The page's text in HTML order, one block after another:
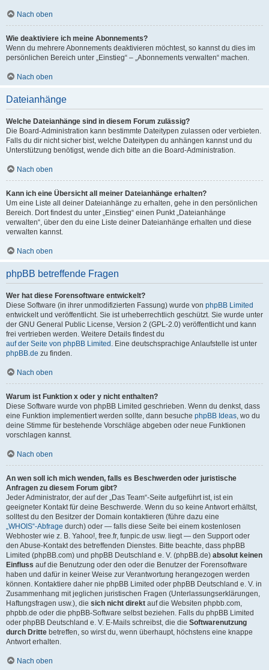
Nach oben
Wie deaktiviere ich meine Abonnements?
Wenn du mehrere Abonnements deaktivieren möchtest, so kannst du dies im
persönlichen Bereich unter „Einstieg“ – „Abonnements verwalten“ machen.
Nach oben
Dateianhänge
Welche Dateianhänge sind in diesem Forum zulässig?
Die Board-Administration kann bestimmte Dateitypen zulassen oder verbieten.
Falls du dir nicht sicher bist, welche Dateitypen du anhängen kannst und du
Unterstützung benötigst, wende dich bitte an die Board-Administration.
Nach oben
Kann ich eine Übersicht all meiner Dateianhänge erhalten?
Um eine Liste all deiner Dateianhänge zu erhalten, gehe in den persönlichen
Bereich. Dort findest du unter „Einstieg“ einen Punkt „Dateianhänge
verwalten“, über den du eine Liste deiner Dateianhänge erhalten und diese
verwalten kannst.
Nach oben
phpBB betreffende Fragen
Wer hat diese Forensoftware entwickelt?
Diese Software (in ihrer unmodifizierten Fassung) wurde von phpBB Limited
entwickelt und veröffentlicht. Sie ist urheberrechtlich geschützt. Sie wurde unter
der GNU General Public License, Version 2 (GPL-2.0) veröffentlicht und kann
frei vertrieben werden. Weitere Details findest du
auf der Seite von phpBB Limited . Eine deutschsprachige Anlaufstelle ist unter
phpBB.de zu finden.
Nach oben
Warum ist Funktion x oder y nicht enthalten?
Diese Software wurde von phpBB Limited geschrieben. Wenn du denkst, dass
eine Funktion implementiert werden sollte, dann besuche phpBB Ideas, wo du
deine Stimme für bestehende Vorschläge abgeben oder neue Funktionen
vorschlagen kannst.
Nach oben
An wen soll ich mich wenden, falls es Beschwerden oder juristische
Anfragen zu diesem Forum gibt?
Jeder Administrator, der auf der „Das Team“-Seite aufgeführt ist, ist ein
geeigneter Kontakt für deine Beschwerde. Wenn du so keine Antwort erhältst,
solltest du den Besitzer der Domain kontaktieren (führe dazu eine
„WHOIS“-Abfrage durch) oder — falls diese Seite bei einem kostenlosen
Webhoster wie z. B. Yahoo!, free.fr, funpic.de usw. liegt — den Support oder
den Abuse-Kontakt des betreffenden Dienstes. Bitte beachte, dass phpBB
Limited (phpBB.com) und phpBB Deutschland e. V. (phpBB.de) absolut keinen
Einfluss auf die Benutzung oder den oder die Benutzer der Forensoftware
haben und dafür in keiner Weise zur Verantwortung herangezogen werden
können. Kontaktiere daher nie phpBB Limited oder phpBB Deutschland e. V. in
Zusammenhang mit jeglichen juristischen Fragen (Unterlassungserklärungen,
Haftungsfragen usw.), die sich nicht direkt auf die Websiten phpbb.com,
phpbb.de oder die phpBB-Software selbst beziehen. Falls du phpBB Limited
oder phpBB Deutschland e. V. E-Mails schreibst, die die Softwarenutzung
durch Dritte betreffen, so wirst du, wenn überhaupt, höchstens eine knappe
Antwort erhalten.
Nach oben